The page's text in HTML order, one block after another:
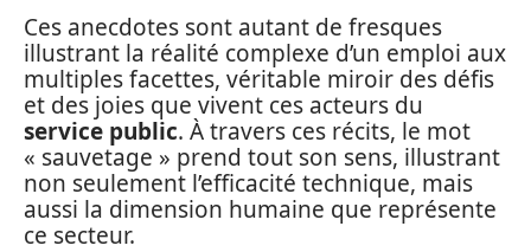
Ces anecdotes sont autant de fresques
illustrant la réalité complexe d’un emploi aux
multiples facettes, véritable miroir des défis
et des joies que vivent ces acteurs du
service public. À travers ces récits, le mot
« sauvetage » prend tout son sens, illustrant
non seulement l’efficacité technique, mais
aussi la dimension humaine que représente
ce secteur.